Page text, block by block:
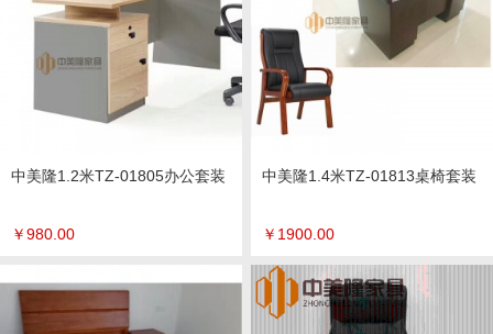
中美隆1.2米TZ-01805办公套装
￥980.00
中美隆1.4米TZ-01813桌椅套装
￥ 1900.00